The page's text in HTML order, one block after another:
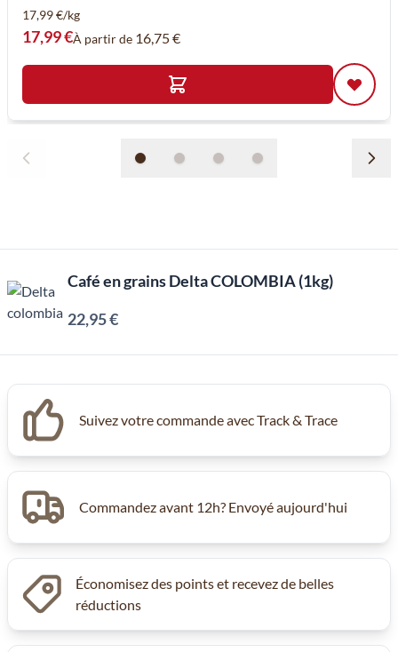
17,99 €/kg
17,99 €À partir de 16,75 €
Café en grains Delta COLOMBIA (1kg)
22,95 €
Suivez votre commande avec Track & Trace
Commandez avant 12h? Envoyé aujourd'hui
Économisez des points et recevez de belles
réductions